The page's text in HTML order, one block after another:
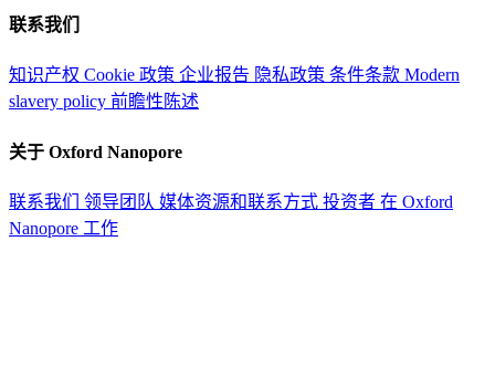
联系我们
知识产权 Cookie 政策 企业报告 隐私政策 条件条款 Modern
slavery policy 前瞻性陈述
关于 Oxford Nanopore
联系我们 领导团队 媒体资源和联系方式 投资者 在 Oxford
Nanopore 工作